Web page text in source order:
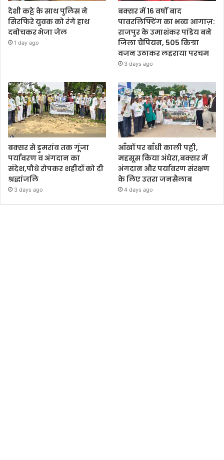
देशी कट्टे के साथ पुलिस ने
सिरफिरे युवक को रंगे हाथ
दबोचकर भेजा जेल
1 day ago
बक्सर में 16 वर्षों बाद
पावरलिफ्टिंग का भव्य आगाज़:
राजपुर के उमाशंकर पांडेय बने
जिला चैंपियन, 505 किग्रा
वजन उठाकर लहराया परचम
3 days ago
बक्सर से डुमरांव तक गूंजा
पर्यावरण व अंगदान का
संदेश,पौधे रोपकर शहीदों को दी
श्रद्धांजलि
3 days ago
आँखों पर बाँधी काली पट्टी,
महसूस किया अंधेरा,बक्सर में
अंगदान और पर्यावरण संरक्षण
के लिए उतरा जनसैलाब
4 days ago